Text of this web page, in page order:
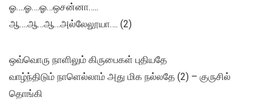
ஓ….ஓ….ஓ…ஒசன்னா…..
ஆ….ஆ…ஆ…அல்லேலூயா…. (2)
ஒவ்வொரு நாளிலும் கிருபைகள் புதியதே
வாழ்ந்திடும் நாளெல்லாம் அது மிக நல்லதே (2) – குருசில்
தொங்கி